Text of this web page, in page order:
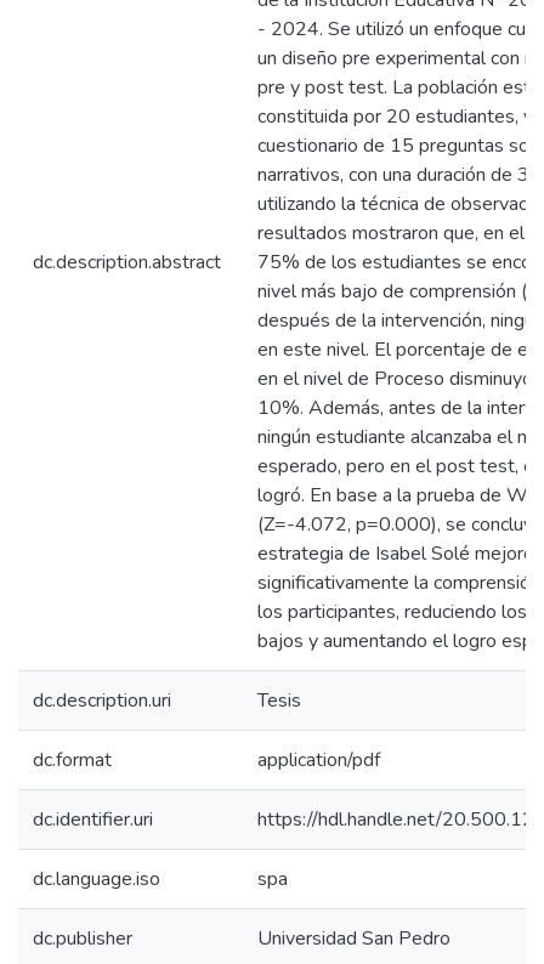
dc.description.abstract
- 2024. Se utilizó un enfoque
un diseño pre experimental con
pre y post test. La población
constituida por 20 estudiantes, y
cuestionario de 15 preguntas
narrativos, con una duración de
utilizando la técnica de
resultados mostraron que, en el
75% de los estudiantes se
nivel más bajo de comprensión
después de la intervención,
en este nivel. El porcentaje de
en el nivel de Proceso disminuyó
10%. Además, antes de la
ningún estudiante alcanzaba el
esperado, pero en el post test,
logró. En base a la prueba de
(Z=-4.072, p=0.000), se
estrategia de Isabel Solé mejoró
significativamente la
los participantes, reduciendo los
bajos y aumentando el logro
dc.description.uri Tesis
dc.format application/pdf
dc.identifier.uri https://hdl.handle.net/
dc.language.iso spa
dc.publisher Universidad San Pedro